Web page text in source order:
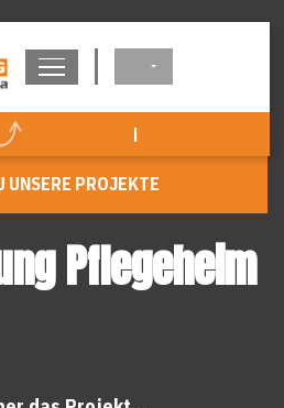
|
UNSERE PROJEKTE
Pflegeheim